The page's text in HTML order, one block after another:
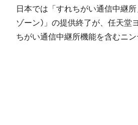
日本では「すれちがい通信中継
ゾーン)」の提供終了が、任天堂
ちがい通信中継所機能を含むニ